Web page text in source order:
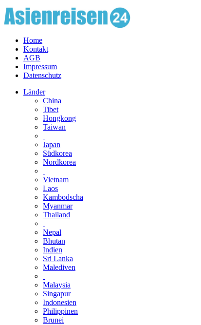
Home
Kontakt
AGB
Impressum
Datenschutz
Länder
China
Tibet
Hongkong
Taiwan
Japan
Südkorea
Nordkorea
Vietnam
Laos
Kambodscha
Myanmar
Thailand
Nepal
Bhutan
Indien
Sri Lanka
Malediven
Malaysia
Singapur
Indonesien
Philippinen
Brunei